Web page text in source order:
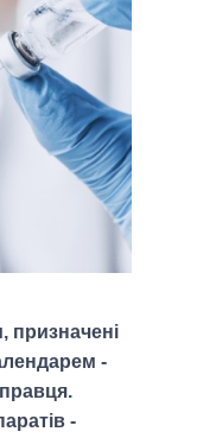
призначені
-
-